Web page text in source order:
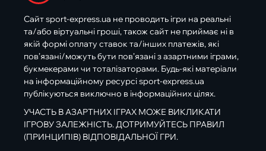
Сайт sport-express.ua не проводить ігри на реальні
та/або віртуальні гроші, також сайт не приймає ні в
якій формі оплату ставок та/інших платежів, які
пов’язані/можуть бути пов’язані з азартними іграми,
букмекерами чи тоталізаторами. Будь-які матеріали
на інформаційному ресурсі sport-express.ua
публікуються виключно в інформаційних цілях.
УЧАСТЬ В АЗАРТНИХ ІГРАХ МОЖЕ ВИКЛИКАТИ
ІГРОВУ ЗАЛЕЖНІСТЬ. ДОТРИМУЙТЕСЬ ПРАВИЛ
(ПРИНЦИПІВ) ВІДПОВІДАЛЬНОЇ ГРИ.